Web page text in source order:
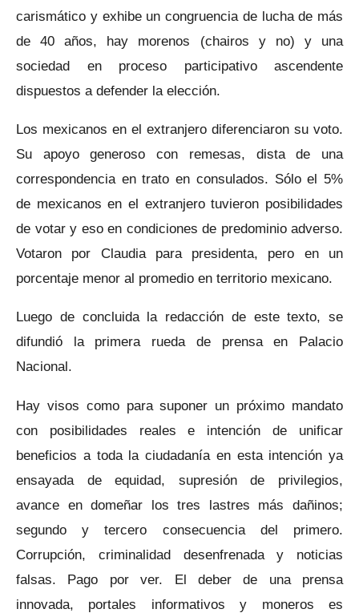
carismático y exhibe un congruencia de lucha de más
de 40 años, hay morenos (chairos y no) y una
sociedad en proceso participativo ascendente
dispuestos a defender la elección.
Los mexicanos en el extranjero diferenciaron su voto.
Su apoyo generoso con remesas, dista de una
correspondencia en trato en consulados. Sólo el 5%
de mexicanos en el extranjero tuvieron posibilidades
de votar y eso en condiciones de predominio adverso.
Votaron por Claudia para presidenta, pero en un
porcentaje menor al promedio en territorio mexicano.
Luego de concluida la redacción de este texto, se
difundió la primera rueda de prensa en Palacio
Nacional.
Hay visos como para suponer un próximo mandato
con posibilidades reales e intención de unificar
beneficios a toda la ciudadanía en esta intención ya
ensayada de equidad, supresión de privilegios,
avance en domeñar los tres lastres más dañinos;
segundo y tercero consecuencia del primero.
Corrupción, criminalidad desenfrenada y noticias
falsas. Pago por ver. El deber de una prensa
innovada, portales informativos y moneros es